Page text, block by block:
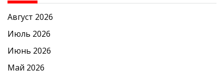
Август 2026
Июль 2026
Июнь 2026
Май 2026